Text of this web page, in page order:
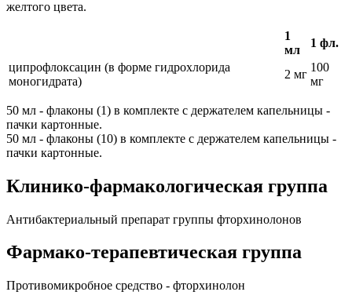
желтого цвета.
1
мл
1 фл.
ципрофлоксацин (в форме гидрохлорида
моногидрата)
2 мг
100
мг
50 мл - флаконы (1) в комплекте с держателем капельницы -
пачки картонные.
50 мл - флаконы (10) в комплекте с держателем капельницы -
пачки картонные.
Клинико-фармакологическая группа
Антибактериальный препарат группы фторхинолонов
Фармако-терапевтическая группа
Противомикробное средство - фторхинолон